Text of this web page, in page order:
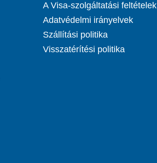
A Visa-szolgáltatási feltételek
Adatvédelmi irányelvek
Szállítási politika
Visszatérítési politika